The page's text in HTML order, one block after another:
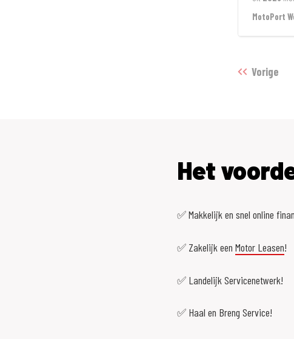
MotoPort
Vorige
Het
✅ Makkelijk en snel online
✅ Zakelijk een Motor Leasen!
✅ Landelijk Servicenetwerk!
✅ Haal en Breng Service!